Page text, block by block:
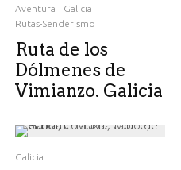
Aventura
Galicia
Rutas-Senderismo
Ruta de los
Dólmenes de
Vimianzo. Galicia
Galicia